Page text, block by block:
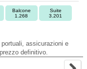
Balcone
1.268
Suite
3.201
assicurazioni e
definitivo.